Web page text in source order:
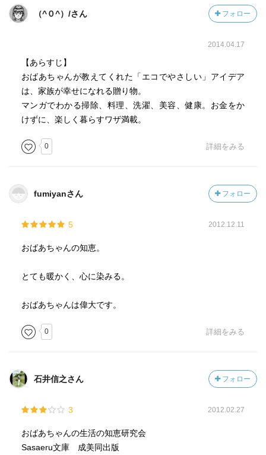
（^０^）/さん フォロー
2014.04.17
【あらすじ】
おばあちゃんが教えてくれた「エコでやさしい」アイデア
は、家族が幸せになれる贈り物。
マンガでわかる掃除、料理、洗濯、美容、健康。お金をか
けずに、楽しく暮らすワザ満載。
0 詳細をみる
fumiyanさん フォロー
5 2012.12.11
おばあちゃんの知恵。
とても暖かく、心に染みる。
おばあちゃんは偉大です。
0 詳細をみる
石井信之さん フォロー
3 2012.02.27
おばあちゃんの生活の知恵研究会
Sasaeru文庫 成美同出版